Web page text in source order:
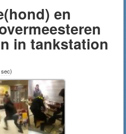
en
in tankstation
sec)